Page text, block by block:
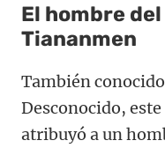
El hombre
Tiananmen
También
Desconocido,
atribuyó a un